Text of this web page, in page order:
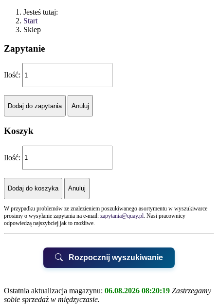
Jesteś tutaj:
Start
Sklep
Zapytanie
Ilość:
Koszyk
Ilość:
W przypadku problemów ze znalezieniem poszukiwanego asortymentu w wyszukiwarce
prosimy o wysyłanie zapytania na e-mail: zapytania@quay.pl. Nasi pracownicy
odpowiedzą najszybciej jak to możliwe.
Rozpocznij wyszukiwanie
Ostatnia aktualizacja magazynu: 06.08.2026 08:20:19 Zastrzegamy
sobie sprzedaż w międzyczasie.